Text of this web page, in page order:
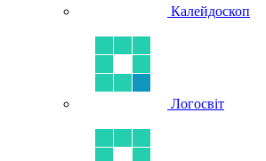
Калейдоскоп
Логосвіт